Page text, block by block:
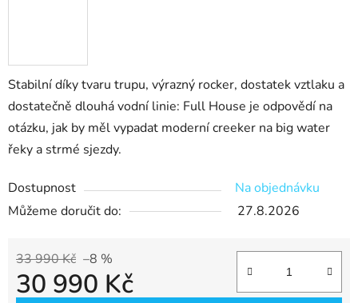
Stabilní díky tvaru trupu, výrazný rocker, dostatek vztlaku a
dostatečně dlouhá vodní linie: Full House je odpovědí na
otázku, jak by měl vypadat moderní creeker na big water
řeky a strmé sjezdy.
Dostupnost
Na objednávku
Můžeme doručit do:
27.8.2026
33 990 Kč –8 %
30 990 Kč